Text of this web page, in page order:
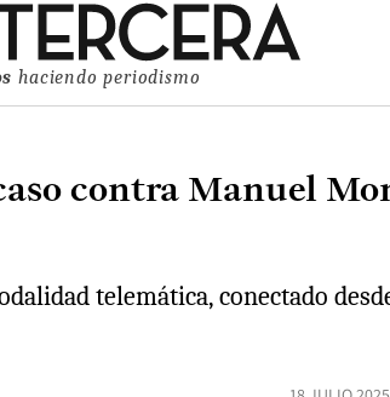
haciendo periodismo
contra Manuel
telemática, conectado